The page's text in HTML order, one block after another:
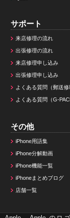
サポート
来店修理の流れ
出張修理の流れ
来店修理申し込み
出張修理申し込み
よくある質問（郵送修
よくある質問（G-
その他
iPhone用語集
iPhone分解動画
iPhone機能一覧
iPhoneまとめブログ
店舗一覧